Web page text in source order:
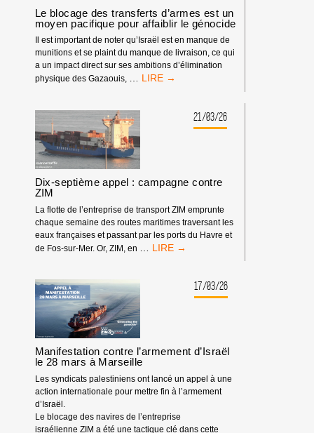
Le blocage des transferts d’armes est un
moyen pacifique pour affaiblir le génocide
Il est important de noter qu’Israël est en manque de
munitions et se plaint du manque de livraison, ce qui
a un impact direct sur ses ambitions d’élimination
physique des Gazaouis, … LE
TRANSFERTS
EST
PACIFIQUE
POUR
AFFAIBLIR
LE
GÉNOCIDE
21/03/26
Dix-septième appel : campagne contre
ZIM
La flotte de l’entreprise de transport ZIM emprunte
chaque semaine des routes maritimes traversant les
eaux françaises et passant par les ports du Havre et
de Fos-sur-Mer. Or, ZIM, en
DIX-
CAMPAGNE
17/03/26
Manifestation contre l’armement d’Israël
le 28 mars à Marseille
Les syndicats palestiniens ont lancé un appel à une
action internationale pour mettre fin à l’armement
d’Israël.
Le blocage des navires de l’entreprise
israélienne ZIM a été une tactique clé dans cette